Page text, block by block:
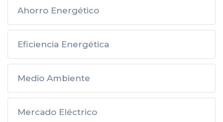
Ahorro Energético
Eficiencia Energética
Medio Ambiente
Mercado Eléctrico